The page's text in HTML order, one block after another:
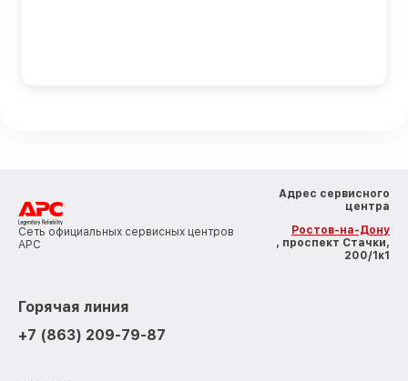
Сеть официальных сервисных центров
APC
Адрес сервисного
центра
Ростов-на-Дону
, проспект Стачки,
200/1к1
Горячая линия
+7 (863) 209-79-87